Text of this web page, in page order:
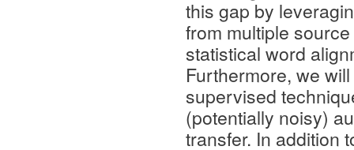
this gap by
from multiple
statistical word
Furthermore, we
supervised
(potentially noisy)
transfer. In addition